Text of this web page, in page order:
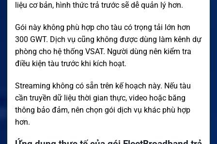
liệu cơ bản, hình thức trả trước sẽ dễ quản lý hơn.
Gói này không phù hợp cho tàu có trọng tải lớn hơn
300 GWT. Dịch vụ cũng không được dùng làm kênh dự
phòng cho hệ thống VSAT. Người dùng nên kiểm tra
điều kiện tàu trước khi kích hoạt.
Streaming không có sẵn trên kế hoạch này. Nếu tàu
cần truyền dữ liệu thời gian thực, video hoặc băng
thông bảo đảm, nên chọn gói dịch vụ khác phù hợp
hơn.